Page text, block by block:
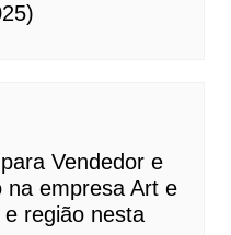
Vendedor e
na empresa Art e
região nesta